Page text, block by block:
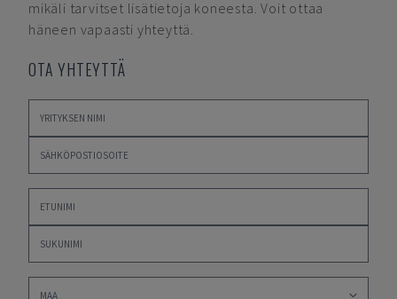
mikäli tarvitset lisätietoja koneesta. Voit ottaa
häneen vapaasti yhteyttä.
OTA YHTEYTTÄ